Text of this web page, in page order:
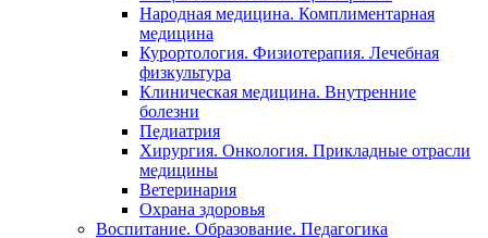
Народная медицина. Комплиментарная
медицина
Курортология. Физиотерапия. Лечебная
физкультура
Клиническая медицина. Внутренние
болезни
Педиатрия
Хирургия. Онкология. Прикладные отрасли
медицины
Ветеринария
Охрана здоровья
Воспитание. Образование. Педагогика